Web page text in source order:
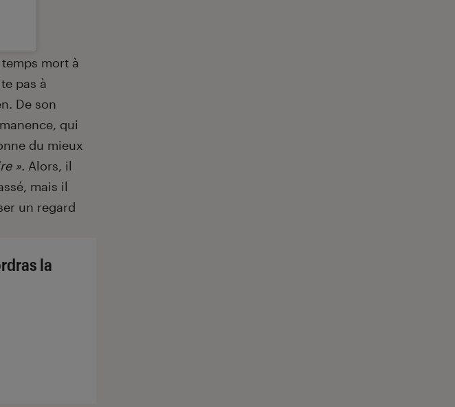
mort à
pas à
De son
qui
du mieux
». Alors, il
mais il
un regard
la